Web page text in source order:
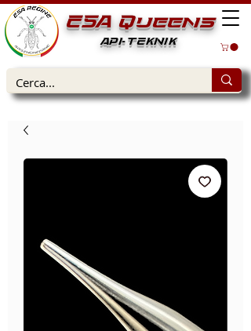
ESA Queens
API-TEKNIK